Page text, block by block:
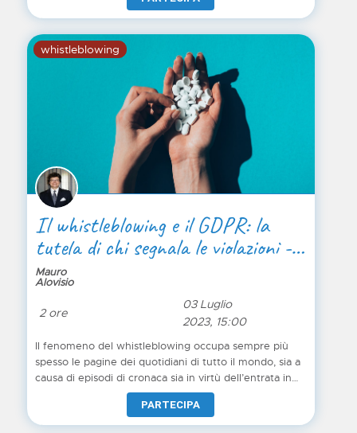
molti i dubbi al riguardo: chi può essere considerato
un “whistleblower”? Quale può essere il contenuto di
una segnalazione anonima, affinché questa venga
considerata tale? Quali sono le tutele nei confronti dei
segnalanti, quali gli obblighi per le aziende italiane?
whistleblowing
Il whistleblowing e il GDPR: la
tutela di chi segnala le violazioni -
Parte 1 di 3
Mauro
Alovisio
2 ore
03 Luglio
2023, 15:00
Il fenomeno del whistleblowing occupa sempre più
spesso le pagine dei quotidiani di tutto il mondo, sia a
causa di episodi di cronaca sia in virtù dell’entrata in
vigore della Direttiva Europea. Tuttavia sono ancora
molti i dubbi al riguardo: chi può essere considerato
un “whistleblower”? Quale può essere il contenuto di
PARTECIPA